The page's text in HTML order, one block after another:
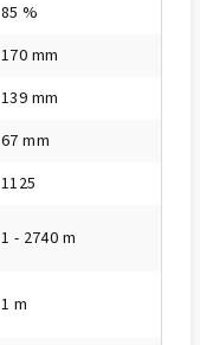
85 %
170 mm
139 mm
67 mm
1125
1 - 2740 m
1 m